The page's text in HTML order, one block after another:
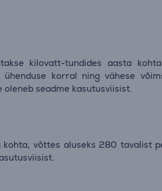
kilovatt-tundides aasta
korral ning vähese
seadme kasutusviisist.
võttes aluseks 280 tavalist